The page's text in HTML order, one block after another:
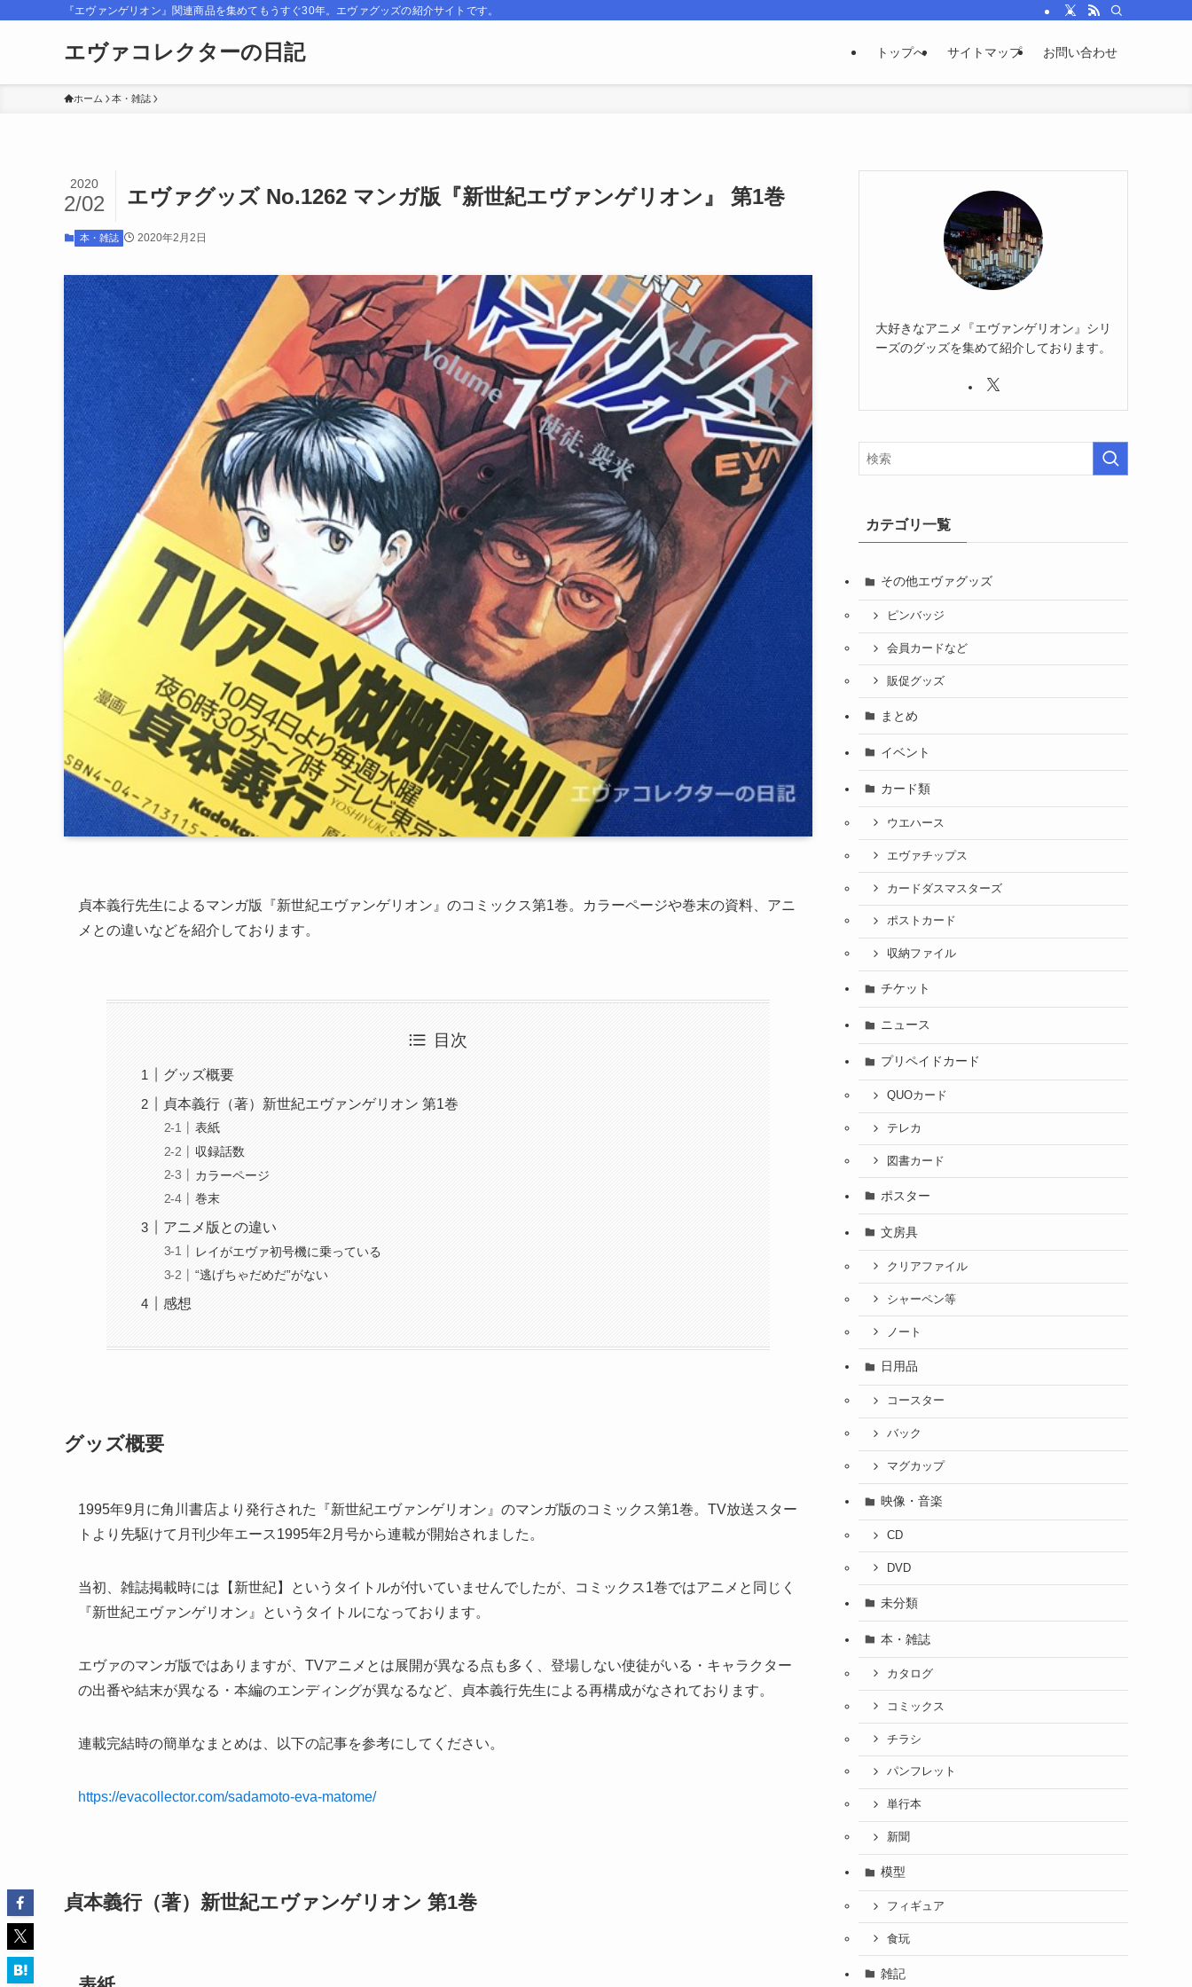
『エヴァンゲリオン』関連商品を集めてもうすぐ30年。エヴァグッズの紹介サイトです。
エヴァコレクターの日記 トップへ サイトマップ お問い合わせ
ホーム 本・雑誌
エヴァグッズ No.1262 マンガ版『新世紀エヴァンゲリオン』 第1巻
2020
2/02
本・雑誌 2020年2月2日
貞本義行先生によるマンガ版『新世紀エヴァンゲリオン』のコミックス第1巻。カラーページや巻末の資料、アニ
メとの違いなどを紹介しております。
目次
グッズ概要
貞本義行（著）新世紀エヴァンゲリオン 第1巻
表紙
収録話数
カラーページ
巻末
アニメ版との違い
レイがエヴァ初号機に乗っている
“逃げちゃだめだ”がない
感想
グッズ概要
1995年9月に角川書店より発行された『新世紀エヴァンゲリオン』のマンガ版のコミックス第1巻。TV放送スター
トより先駆けて月刊少年エース1995年2月号から連載が開始されました。
当初、雑誌掲載時には【新世紀】というタイトルが付いていませんでしたが、コミックス1巻ではアニメと同じく
『新世紀エヴァンゲリオン』というタイトルになっております。
エヴァのマンガ版ではありますが、TVアニメとは展開が異なる点も多く、登場しない使徒がいる・キャラクター
の出番や結末が異なる・本編のエンディングが異なるなど、貞本義行先生による再構成がなされております。
連載完結時の簡単なまとめは、以下の記事を参考にしてください。
https://evacollector.com/sadamoto-eva-matome/
貞本義行（著）新世紀エヴァンゲリオン 第1巻
大好きなアニメ『エヴァンゲリオン』シリ
ーズのグッズを集めて紹介しております。
カテゴリ一覧
その他エヴァグッズ
ピンバッジ
会員カードなど
販促グッズ
まとめ
イベント
カード類
ウエハース
エヴァチップス
カードダスマスターズ
ポストカード
収納ファイル
チケット
ニュース
プリペイドカード
QUOカード
テレカ
図書カード
ポスター
文房具
クリアファイル
シャーペン等
ノート
日用品
コースター
バック
マグカップ
映像・音楽
CD
DVD
未分類
本・雑誌
カタログ
コミックス
チラシ
パンフレット
単行本
新聞
模型
フィギュア
食玩
雑記